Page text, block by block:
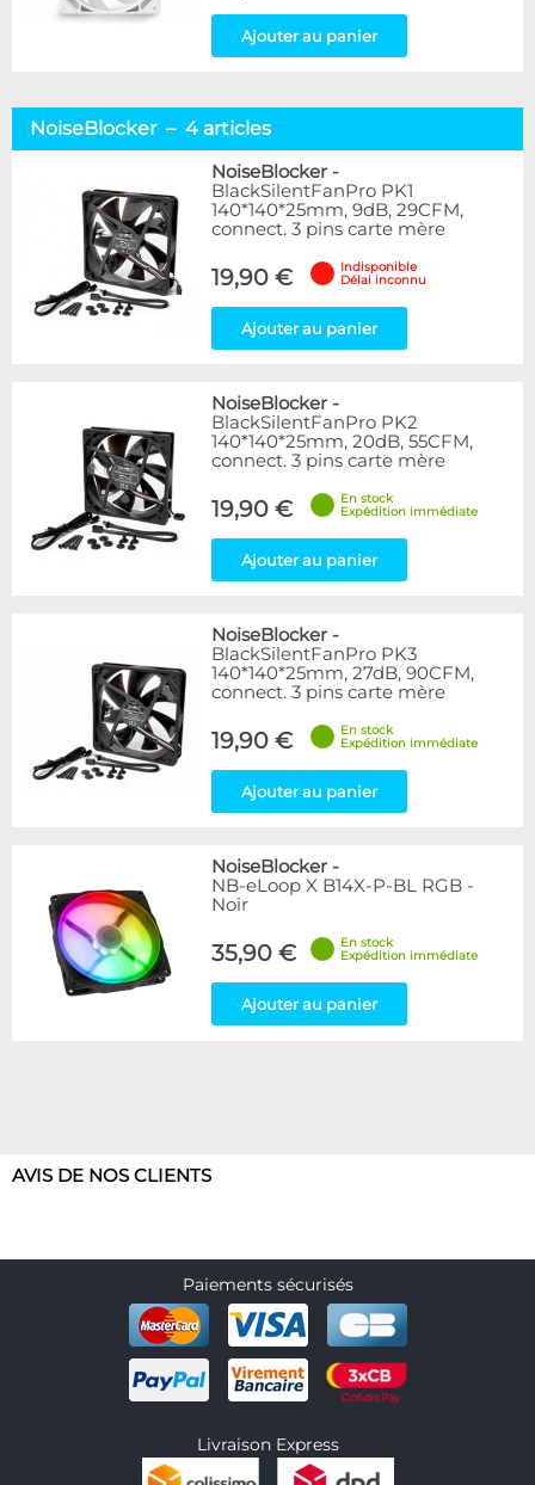
Ajouter au panier
NoiseBlocker – 4 articles
NoiseBlocker -
BlackSilentFanPro PK1
140*140*25mm, 9dB, 29CFM,
connect. 3 pins carte mère
19,90 €
Indisponible
Délai inconnu
Ajouter au panier
NoiseBlocker -
BlackSilentFanPro PK2
140*140*25mm, 20dB, 55CFM,
connect. 3 pins carte mère
19,90 €
En stock
Expédition immédiate
Ajouter au panier
NoiseBlocker -
BlackSilentFanPro PK3
140*140*25mm, 27dB, 90CFM,
connect. 3 pins carte mère
19,90 €
En stock
Expédition immédiate
Ajouter au panier
NoiseBlocker -
NB-eLoop X B14X-P-BL RGB -
Noir
35,90 €
En stock
Expédition immédiate
Ajouter au panier
AVIS DE NOS CLIENTS
Paiements sécurisés
Livraison Express